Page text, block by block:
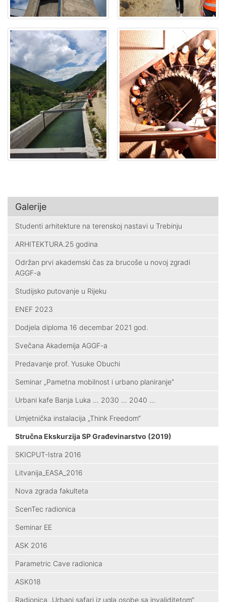
Galerije
Studenti arhitekture na terenskoj nastavi u Trebinju
ARHITEKTURA.25 godina
Održan prvi akademski čas za brucoše u novoj zgradi
AGGF-a
Studijsko putovanje u Rijeku
ENEF 2023
Dodjela diploma 16 decembar 2021 god.
Svečana Akademija AGGF-a
Predavanje prof. Yusuke Obuchi
Seminar „Pametna mobilnost i urbano planiranje“
Urbani kafe Banja Luka … 2030 … 2040 …
Umjetnička instalacija „Think Freedom“
Stručna Ekskurzija SP Građevinarstvo (2019)
SKICPUT-Istra 2016
Litvanija_EASA_2016
Nova zgrada fakulteta
ScenTec radionica
Seminar EE
ASK 2016
Parametric Cave radionica
ASK018
Radionica „Urbani safari iz ugla osobe sa invaliditetom“